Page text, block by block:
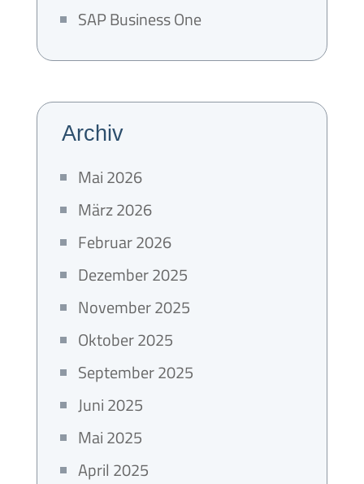
SAP Business One
Archiv
Mai 2026
März 2026
Februar 2026
Dezember 2025
November 2025
Oktober 2025
September 2025
Juni 2025
Mai 2025
April 2025